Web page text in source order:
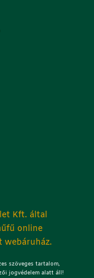
Kft. által
online
webáruház.
szöveges tartalom,
jogvédelem alatt áll!